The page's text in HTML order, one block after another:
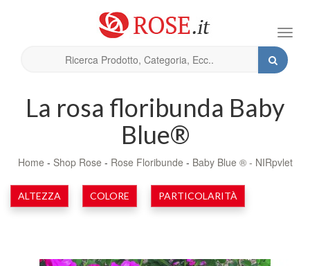
La rosa floribunda Baby
Blue®
Home - Shop Rose - Rose Floribunde - Baby Blue ® - NIRpvlet
ALTEZZA COLORE PARTICOLARITÀ